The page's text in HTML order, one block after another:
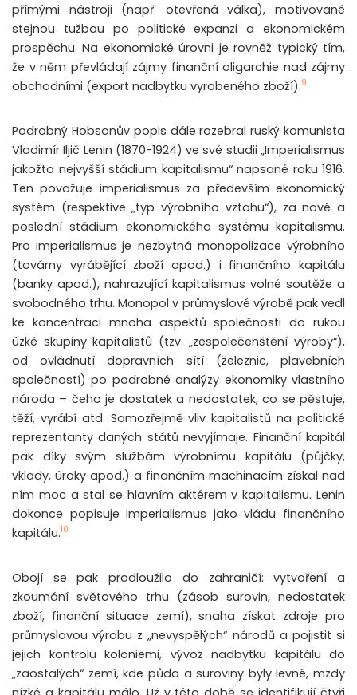
přímými nástroji (např. otevřená válka), motivované
stejnou tužbou po politické expanzi a ekonomickém
prospěchu. Na ekonomické úrovni je rovněž typický tím,
že v něm převládají zájmy finanční oligarchie nad zájmy
obchodními (export nadbytku vyrobeného zboží).9
Podrobný Hobsonův popis dále rozebral ruský komunista
Vladimír Iljič Lenin (1870-1924) ve své studii „Imperialismus
jakožto nejvyšší stádium kapitalismu“ napsané roku 1916.
Ten považuje imperialismus za především ekonomický
systém (respektive „typ výrobního vztahu“), za nové a
poslední stádium ekonomického systému kapitalismu.
Pro imperialismus je nezbytná monopolizace výrobního
(továrny vyrábějící zboží apod.) i finančního kapitálu
(banky apod.), nahrazující kapitalismus volné soutěže a
svobodného trhu. Monopol v průmyslové výrobě pak vedl
ke koncentraci mnoha aspektů společnosti do rukou
úzké skupiny kapitalistů (tzv. „zespolečenštění výroby“),
od ovládnutí dopravních sítí (železnic, plavebních
společností) po podrobné analýzy ekonomiky vlastního
národa – čeho je dostatek a nedostatek, co se pěstuje,
těží, vyrábí atd. Samozřejmě vliv kapitalistů na politické
reprezentanty daných států nevyjímaje. Finanční kapitál
pak díky svým službám výrobnímu kapitálu (půjčky,
vklady, úroky apod.) a finančním machinacím získal nad
ním moc a stal se hlavním aktérem v kapitalismu. Lenin
dokonce popisuje imperialismus jako vládu finančního
kapitálu.10
Obojí se pak prodloužilo do zahraničí: vytvoření a
zkoumání světového trhu (zásob surovin, nedostatek
zboží, finanční situace zemí), snaha získat zdroje pro
průmyslovou výrobu z „nevyspělých“ národů a pojistit si
jejich kontrolu koloniemi, vývoz nadbytku kapitálu do
„zaostalých“ zemí, kde půda a suroviny byly levné, mzdy